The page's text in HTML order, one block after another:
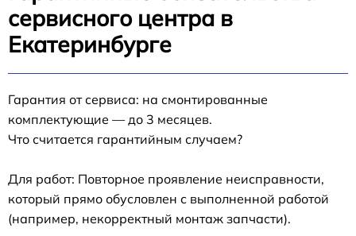
сервисного центра в
Екатеринбурге
Гарантия от сервиса: на смонтированные
комплектующие — до 3 месяцев.
Что считается гарантийным случаем?
Для работ: Повторное проявление неисправности,
который прямо обусловлен с выполненной работой
(например, некорректный монтаж запчасти).